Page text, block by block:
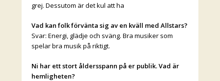
grej. Dessutom är det kul att ha
Vad kan folk förvänta sig av en kväll med Allstars?
Svar: Energi, glädje och sväng. Bra musiker som
spelar bra musik på riktigt.
Ni har ett stort åldersspann på er publik. Vad är
hemligheten?